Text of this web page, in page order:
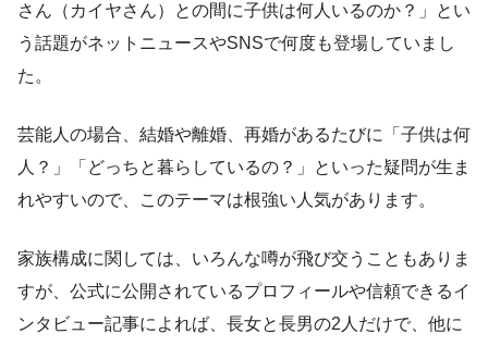
さん（カイヤさん）との間に子供は何人いるのか？」とい
う話題がネットニュースやSNSで何度も登場していまし
た。
芸能人の場合、結婚や離婚、再婚があるたびに「子供は何
人？」「どっちと暮らしているの？」といった疑問が生ま
れやすいので、このテーマは根強い人気があります。
家族構成に関しては、いろんな噂が飛び交うこともありま
すが、公式に公開されているプロフィールや信頼できるイ
ンタビュー記事によれば、長女と長男の2人だけで、他に